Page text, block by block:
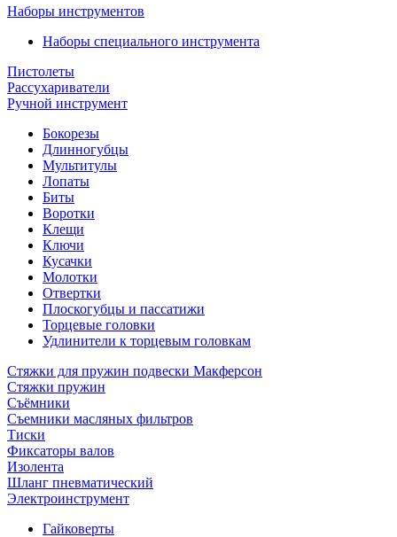
Наборы инструментов
Наборы специального инструмента
Пистолеты
Рассухариватели
Ручной инструмент
Бокорезы
Длинногубцы
Мультитулы
Лопаты
Биты
Воротки
Клещи
Ключи
Кусачки
Молотки
Отвертки
Плоскогубцы и пассатижи
Торцевые головки
Удлинители к торцевым головкам
Стяжки для пружин подвески Макферсон
Стяжки пружин
Съёмники
Съемники масляных фильтров
Тиски
Фиксаторы валов
Изолента
Шланг пневматический
Электроинструмент
Гайковерты